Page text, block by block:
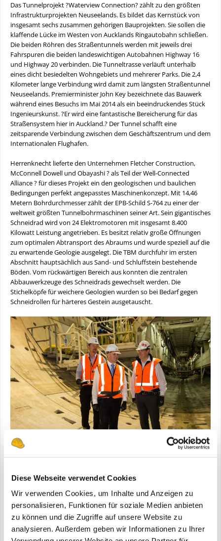
Diese Webseite verwendet Cookies
Wir verwenden Cookies, um Inhalte und Anzeigen zu
personalisieren, Funktionen für soziale Medien anbieten
zu können und die Zugriffe auf unsere Website zu
analysieren. Außerdem geben wir Informationen zu Ihrer
Das Tunnelprojekt ?Waterview Connection? zählt zu den größten
Infrastrukturprojekten Neuseelands. Es bildet das Kernstück von
insgesamt sechs zusammen gehörigen Bauprojekten. Sie sollen die
klaffende Lücke im Westen von Aucklands Ringautobahn schließen.
Die beiden Röhren des Straßentunnels werden mit jeweils drei
Fahrspuren die beiden landeswichtigen Autobahnen Highway 16
und Highway 20 verbinden. Die Tunneltrasse verläuft unterhalb
eines dicht besiedelten Wohngebiets und mehrerer Parks. Die 2,4
Kilometer lange Verbindung wird damit zum längsten Straßentunnel
Neuseelands. Premierminister John Key bezeichnete das Bauwerk
während eines Besuchs im Mai 2014 als ein beeindruckendes Stück
Ingenieurskunst. ?Er wird eine fantastische Bereicherung für das
Straßensystem hier in Auckland.? Der Tunnel schafft eine
zeitsparende Verbindung zwischen dem Geschäftszentrum und dem
Internationalen Flughafen.
Herrenknecht lieferte den Unternehmen Fletcher Construction,
McConnell Dowell und Obayashi ? als Teil der Well-Connected
Alliance ? für dieses Projekt ein den geologischen und baulichen
Bedingungen perfekt angepasstes Maschinenkonzept. Mit 14,46
Metern Bohrdurchmesser zählt der EPB-Schild S-764 zu einer der
weltweit größten Tunnelbohrmaschinen seiner Art. Sein gigantisches
Schneidrad wird von 24 Elektromotoren mit insgesamt 8.400
Kilowatt Leistung angetrieben. Es besitzt relativ große Öffnungen
zum optimalen Abtransport des Abraums und wurde speziell auf die
zu erwartende Geologie ausgelegt. Die TBM durchfuhr im ersten
Abschnitt hauptsächlich aus Sand- und Schluffstein bestehende
Böden. Vom rückwärtigen Bereich aus konnten die zentralen
Abbauwerkzeuge des Schneidrads gewechselt werden. Die
Stichelköpfe für weichere Geologien wurden so bei Bedarf gegen
Schneidrollen für härteres Gestein ausgetauscht.
Neuseelands Premierminister John Key (Mitte) besuchte im
Neben der eigentlichen TBM mit drei Nachläufern, die den
Tunnelrohbau erstellt, konzipierte und lieferte Herrenknecht einen
selbständigen, vierten Nachläufer.
Dieser folgte TBM Alice mit etwas Abstand schon auf der ersten